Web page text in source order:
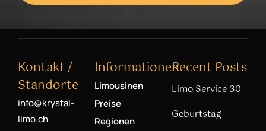
Kontakt /
Standorte
info@krystal-
limo.ch
Informationen
Limousinen
Preise
Regionen
Recent Posts
Limo Service 30
Geburtstag